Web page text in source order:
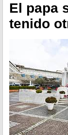
El papa
tenido